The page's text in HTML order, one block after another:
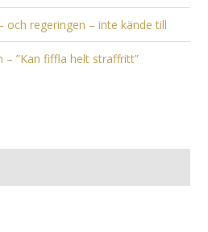
och regeringen – inte kände till
– ”Kan fiffla helt straffritt”